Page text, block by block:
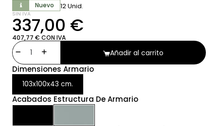
Nuevo 12 Unid.
SIN IVA
337,00 €
407,77 € CON IVA
Añadir al carrito
Dimensiones Armario
103x100x43 cm.
Acabados Estructura De Armario